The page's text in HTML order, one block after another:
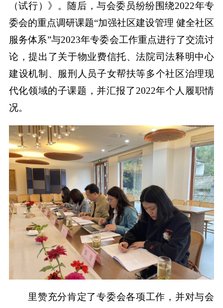
（试行）》。随后，与会委员纷纷围绕2022年专
委会的重点调研课题“加强社区建设管理 健全社区
服务体系”与2023年专委会工作重点进行了交流讨
论，提出了关于物业费信托、法院司法释明中心
建设机制、服刑人员子女帮扶等多个社区治理现
代化领域的子课题，并汇报了2022年个人履职情
况。
里赞充分肯定了专委会各项工作，并对与会